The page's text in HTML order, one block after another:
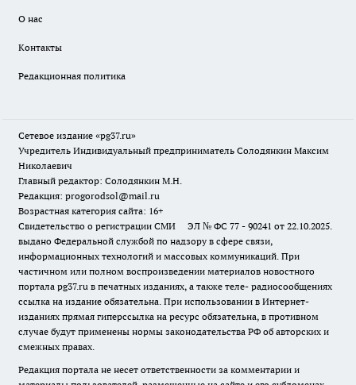
О нас
Контакты
Редакционная политика
Сетевое издание «pg37.ru»
Учредитель Индивидуальный предприниматель Солодянкин Максим
Николаевич
Главный редактор: Солодянкин М.Н.
Редакция: progorodsol@mail.ru
Возрастная категория сайта: 16+
Свидетельство о регистрации СМИ ЭЛ № ФС 77 - 90241 от 22.10.2025.
выдано Федеральной службой по надзору в сфере связи,
информационных технологий и массовых коммуникаций. При
частичном или полном воспроизведении материалов новостного
портала pg37.ru в печатных изданиях, а также теле- радиосообщениях
ссылка на издание обязательна. При использовании в Интернет-
изданиях прямая гиперссылка на ресурс обязательна, в противном
случае будут применены нормы законодательства РФ об авторских и
смежных правах.
Редакция портала не несет ответственности за комментарии и